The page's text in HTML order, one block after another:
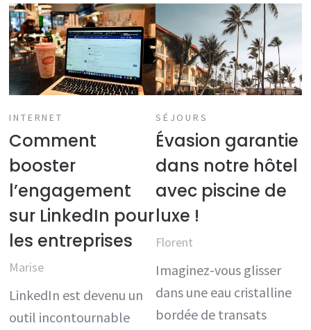
INTERNET
Comment
booster
l’engagement
sur LinkedIn pour
les entreprises
Marise
LinkedIn est devenu un
outil incontournable
SÉJOURS
Évasion garantie
dans notre hôtel
avec piscine de
luxe !
Florent
Imaginez-vous glisser
dans une eau cristalline
bordée de transats